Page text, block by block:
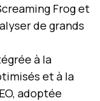
Frog et
de grands
à la
et à la
adoptée